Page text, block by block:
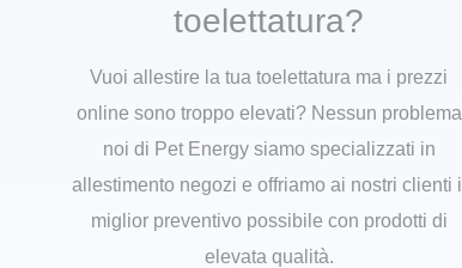
toelettatura?
Vuoi allestire la tua toelettatura ma i prezzi
online sono troppo elevati? Nessun problema
noi di Pet Energy siamo specializzati in
allestimento negozi e offriamo ai nostri clienti il
miglior preventivo possibile con prodotti di
elevata qualità.